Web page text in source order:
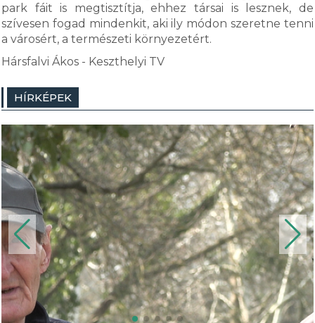
park fáit is megtisztítja, ehhez társai is lesznek, de
szívesen fogad mindenkit, aki ily módon szeretne tenni
a városért, a természeti környezetért.
Hársfalvi Ákos - Keszthelyi TV
HÍRKÉPEK